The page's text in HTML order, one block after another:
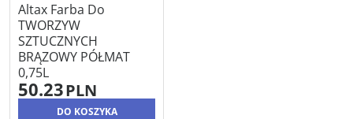
Altax Farba Do
TWORZYW
SZTUCZNYCH
BRĄZOWY PÓŁMAT
0,75L
50.23PLN
DO KOSZYKA